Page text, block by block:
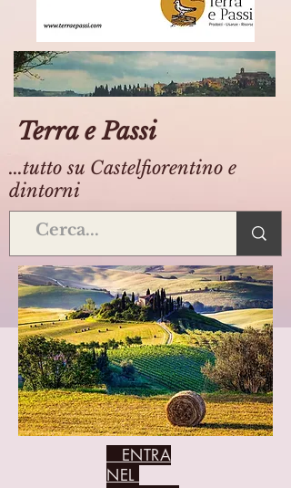
Terra e Passi
...tutto su Castelfiorentino e
dintorni
ENTRA
NEL